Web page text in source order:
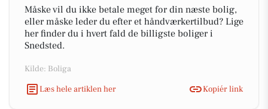
Måske vil du ikke betale meget for din næste bolig,
eller måske leder du efter et håndværkertilbud? Lige
her finder du i hvert fald de billigste boliger i
Snedsted.
Kilde: Boliga
Læs hele artiklen her
Kopiér link